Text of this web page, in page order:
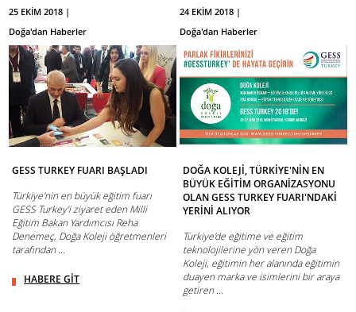
25 EKİM 2018 |
Doğa'dan Haberler
GESS TURKEY FUARI BAŞLADI
Türkiye'nin en büyük eğitim fuarı
GESS Turkey'i ziyaret eden Milli
Eğitim Bakan Yardımcısı Reha
Denemeç, Doğa Koleji öğretmenleri
tarafından ...
HABERE GİT
24 EKİM 2018 |
Doğa'dan Haberler
DOĞA KOLEJİ, TÜRKİYE'NİN EN
BÜYÜK EĞİTİM ORGANİZASYONU
OLAN GESS TURKEY FUARI'NDAKİ
YERİNİ ALIYOR
Türkiye'de eğitime ve eğitim
teknolojilerine yön veren Doğa
Koleji, eğitimin her alanında eğitimin
duayen marka ve isimlerini bir araya
getiren ...